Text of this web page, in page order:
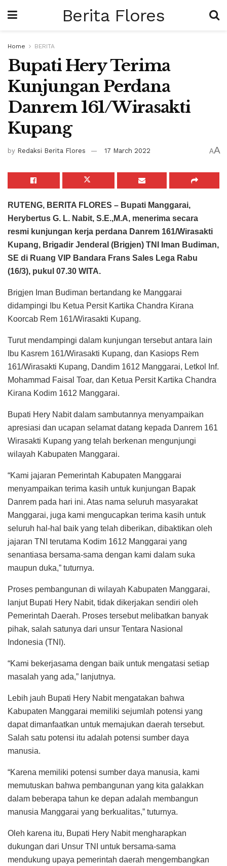
Berita Flores
Home BERITA
Bupati Hery Terima
Kunjungan Perdana
Danrem 161/Wirasakti
Kupang
by Redaksi Berita Flores 17 March 2022 AA
RUTENG, BERITA FLORES – Bupati Manggarai,
Herybertus G. L. Nabit, S.E.,M.A, menerima secara
resmi kunjungan kerja perdana Danrem 161/Wirasakti
Kupang, Brigadir Jenderal (Brigjen) TNI Iman Budiman,
SE di Ruang VIP Bandara Frans Sales Lega Rabu
(16/3), pukul 07.30 WITA.
Brigjen Iman Budiman bertandang ke Manggarai
didampingi Ibu Ketua Persit Kartika Chandra Kirana
Koorcab Rem 161/Wirasakti Kupang.
Turut mendampingi dalam kunjungan tersebut antara lain
Ibu Kasrem 161/Wirasakti Kupang, dan Kasiops Rem
161/Wirasakti Kupang, Dandim 1612 Manggarai, Letkol Inf.
Mohammad Faisal Toar, dan Ketua Persit Kartika Chandra
Kirana Kodim 1612 Manggarai.
Bupati Hery Nabit dalam sambutannya menyampaikan
apresiasi dan ucapan selamat datang kepada Danrem 161
Wirasakti Kupang yang telah berkenan mengunjungi
wilayah Kabupaten Manggarai.
“Kami jajaran Pemerintah Kabupaten Manggarai
menyampaikan terima kasih untuk kunjungan Bapak
Danrem pada hari ini. Atas nama seluruh masyarakat
Manggarai, juga kami mengucapkan terima kasih untuk
seluruh hal-hal baik yang telah diberikan, dibaktikan oleh
jajaran TNI terutama Kodim 1612 Manggarai yang
senantiasa bersama-sama dengan kami dalam suka
maupun duka,” tuturnya.
Proses pembangunan di wilayah Kabupaten Manggarai,
lanjut Bupati Hery Nabit, tidak dikerjakan sendiri oleh
Pemerintah Daerah. Proses tersebut melibatkan banyak
pihak, salah satunya dari unsur Tentara Nasional
Indonesia (TNI).
“Kami bekerjasama dengan baik untuk mengatasi setiap
masalah yang ada,” lanjutnya.
Lebih jauh Bupati Hery Nabit mengatakan bahwa
Kabupaten Manggarai memiliki sejumlah potensi yang
dapat dimanfaatkan untuk memajukan daerah tersebut.
Salah satu potensi itu adalah potensi sumber daya
manusia.
“Karena memiliki potensi sumber daya manusia, kami
memutuskan bahwa pembangunan yang kita galakkan
dalam beberapa tahun ke depan adalah membangun
manusia Manggarai yang berkualitas,” tuturnya.
Oleh karena itu, Bupati Hery Nabit mengharapkan
dukungan dari Unsur TNI untuk bersama-sama
mendukung upaya pemerintah daerah mengembangkan